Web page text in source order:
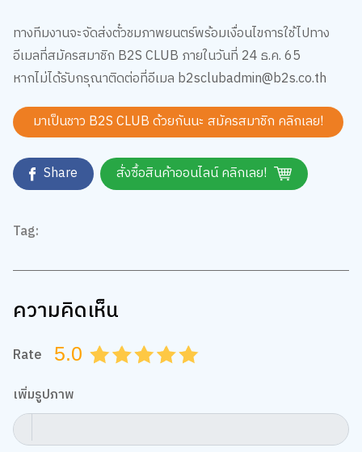
ทางทีมงานจะจัดส่งตั๋วชมภาพยนตร์พร้อมเงื่อนไขการใช้ไปทาง
อีเมลที่สมัครสมาชิก B2S CLUB ภายในวันที่ 24 ธ.ค. 65
หากไม่ได้รับกรุณาติดต่อที่อีเมล b2sclubadmin@b2s.co.th
มาเป็นชาว B2S CLUB ด้วยกันนะ สมัครสมาชิกคลิกเลย!
Share สั่งซื้อสินค้าออนไลน์ คลิกเลย!
ความคิดเห็น
5.0 4.5
4.0
3.5
3.0
2.5
2.0
1.5
1.0
0.5
เพิ่มรูปภาพ